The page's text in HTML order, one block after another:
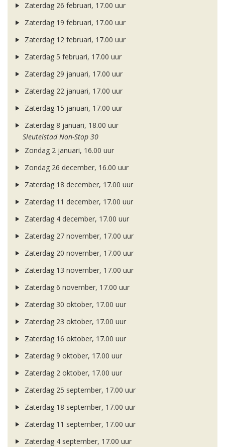
Zaterdag 26 februari, 17.00 uur
Zaterdag 19 februari, 17.00 uur
Zaterdag 12 februari, 17.00 uur
Zaterdag 5 februari, 17.00 uur
Zaterdag 29 januari, 17.00 uur
Zaterdag 22 januari, 17.00 uur
Zaterdag 15 januari, 17.00 uur
Zaterdag 8 januari, 18.00 uur
Sleutelstad Non-Stop 30
Zondag 2 januari, 16.00 uur
Zondag 26 december, 16.00 uur
Zaterdag 18 december, 17.00 uur
Zaterdag 11 december, 17.00 uur
Zaterdag 4 december, 17.00 uur
Zaterdag 27 november, 17.00 uur
Zaterdag 20 november, 17.00 uur
Zaterdag 13 november, 17.00 uur
Zaterdag 6 november, 17.00 uur
Zaterdag 30 oktober, 17.00 uur
Zaterdag 23 oktober, 17.00 uur
Zaterdag 16 oktober, 17.00 uur
Zaterdag 9 oktober, 17.00 uur
Zaterdag 2 oktober, 17.00 uur
Zaterdag 25 september, 17.00 uur
Zaterdag 18 september, 17.00 uur
Zaterdag 11 september, 17.00 uur
Zaterdag 4 september, 17.00 uur